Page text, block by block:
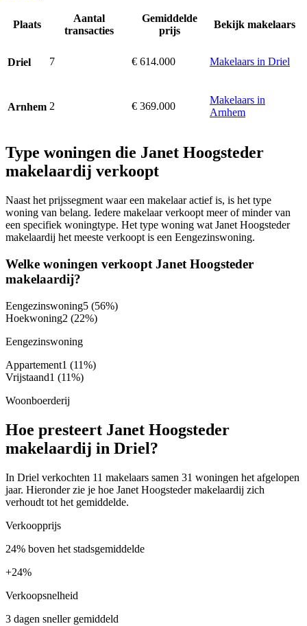
Plaats
Aantal
transacties
Gemiddelde
prijs
Bekijk makelaars
Driel 7 € 614.000 Makelaars in Driel
Arnhem 2 € 369.000
Makelaars in
Arnhem
Type woningen die Janet Hoogsteder
makelaardij verkoopt
Naast het prijssegment waar een makelaar actief is, is het type
woning van belang. Iedere makelaar verkoopt meer of minder van
een specifiek woningtype. Het type woning wat Janet Hoogsteder
makelaardij het meeste verkoopt is een Eengezinswoning.
Welke woningen verkoopt Janet Hoogsteder
makelaardij?
Eengezinswoning5 (56%)
Hoekwoning2 (22%)
Eengezinswoning
Appartement1 (11%)
Vrijstaand1 (11%)
Woonboerderij
Hoe presteert Janet Hoogsteder
makelaardij in Driel?
In Driel verkochten 11 makelaars samen 31 woningen het afgelopen
jaar. Hieronder zie je hoe Janet Hoogsteder makelaardij zich
verhoudt tot het gemiddelde.
Verkoopprijs
24% boven het stadsgemiddelde
+24%
Verkoopsnelheid
3 dagen sneller gemiddeld